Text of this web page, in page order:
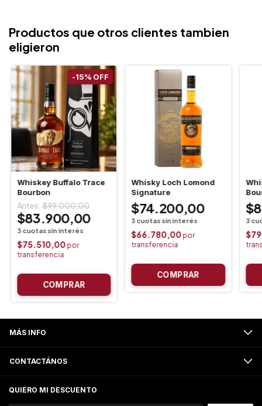
Productos que otros clientes tambien
eligieron
Whiskey Buffalo Trace
Bourbon
-15% OFF
$83.900,00
$99.000,00
$75.510,00
Whisky Loch Lomond
Signature
$74.200,00
$66.780,00
MÁS INFO
CONTACTÁNOS
QUIERO MI DESCUENTO